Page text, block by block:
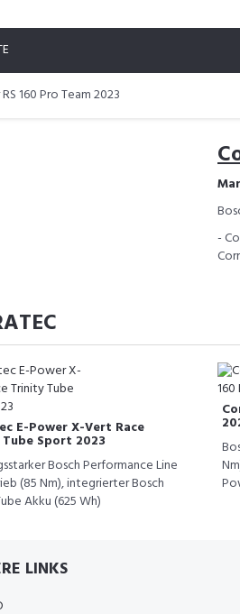
160 Pro Team 2023
-
E-Power X-Vert Race
Sport 2023
Bosch Performance Line
(85 Nm), integrierter Bosch
Akku (625 Wh)
LINKS